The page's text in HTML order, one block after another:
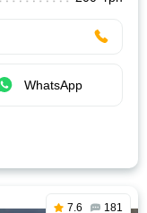
WhatsApp
7.6 181